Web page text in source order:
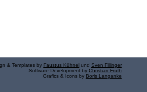
& Templates by Faustus Kühnel und Sven Fillinger
Software Development by Christian Fruth
Grafics & Icons by Boris Langanke